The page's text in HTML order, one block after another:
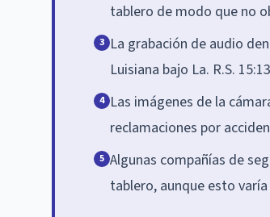
tablero de modo que no
3 La grabación de audio
Luisiana bajo La. R.S.
4 Las imágenes de la
reclamaciones por
5 Algunas compañías de
tablero, aunque esto